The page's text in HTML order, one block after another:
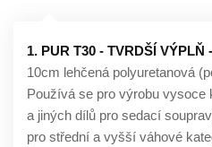
1. PUR T30 - TVRDŠÍ
10cm lehčená polyuretanová
Používá se pro výrobu vysoce
a jiných dílů pro sedací
pro střední a vyšší váhové